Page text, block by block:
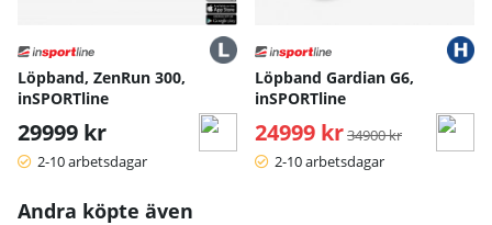
Löpband, ZenRun 300,
inSPORTline
29999 kr
2-10 arbetsdagar
Löpband Gardian G6,
inSPORTline
24999 kr Ordinarie pris:
34900 kr
2-10 arbetsdagar
Andra köpte även